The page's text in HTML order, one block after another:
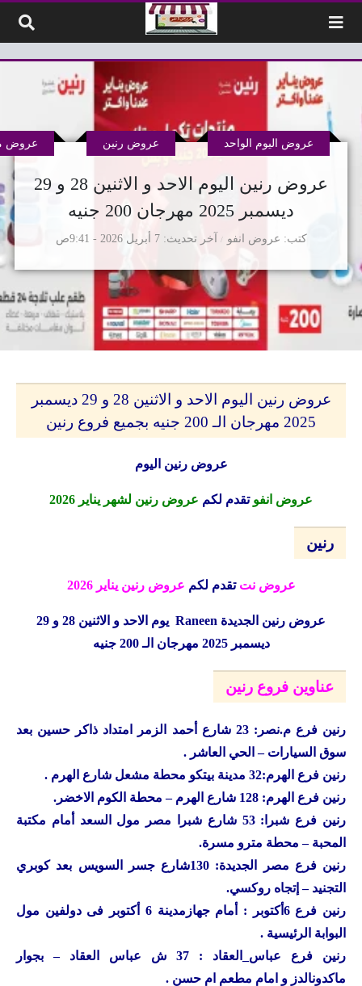
عروض رنين اليوم الاحد و الاثنين 28 و 29
ديسمبر 2025 مهرجان 200 جنيه
كتب عروض انفو
عروض اليوم الواحد عروض رنين عروض
آخر تحديث 7 أبريل 2026 - 9:41ص
عروض رنين اليوم الاحد و الاثنين 28 و 29 ديسمبر
2025 مهرجان الـ 200 جنيه بجميع فروع رنين
عروض رنين اليوم
عروض انفو تقدم لكم عروض رنين لشهر يناير 2026
رنين
عروض نت تقدم لكم عروض رنين يناير 2026
عروض رنين الجديدة Raneen
يوم الاحد و الاثنين 28 و 29
ديسمبر 2025 مهرجان الـ 200 جنيه
عناوين فروع رنين
رنين
فرع م.نصر: 23 شارع أحمد الزمر امتداد ذاكر حسين بعد
سوق السيارات – الحي العاشر .
رنين فرع الهرم:32 مدينة بيتكو محطة مشعل شارع الهرم .
رنين فرع الهرم: 128 شارع الهرم – محطة الكوم الاخضر.
رنين
فرع شبرا: 53 شارع شبرا مصر مول السعد أمام مكتبة
المحبة – محطة مترو مسرة.
رنين
فرع مصر الجديدة: 130شارع جسر السويس بعد كوبري
التجنيد – إتجاه روكسي.
رنين
فرع 6أكتوبر : أمام جهازمدينة 6 أكتوبر فى دولفين مول
البوابة الرئيسية .
رنين
فرع عباس_العقاد : 37 ش عباس العقاد – بجوار
ماكدونالدز و امام مطعم ام حسن .